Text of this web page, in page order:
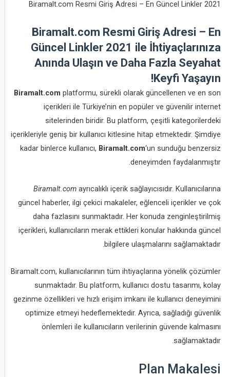
Biramalt.com Resmi Giriş Adresi – En Güncel Linkler 2021
Biramalt.com Resmi Giriş Adresi – En
Güncel Linkler 2021 ile İhtiyaçlarınıza
Anında Ulaşın ve Daha Fazla Seyahat
Keyfi Yaşayın!
Biramalt.com platformu, sürekli olarak güncellenen ve en son
içerikleri ile Türkiye’nin en popüler ve güvenilir internet
sitelerinden biridir. Bu platform, çeşitli kategorilerdeki
içerikleriyle geniş bir kullanıcı kitlesine hitap etmektedir. Şimdiye
kadar binlerce kullanıcı, Biramalt.com‘un sunduğu benzersiz
deneyimden faydalanmıştır.
Biramalt.com ayrıcalıklı içerik sağlayıcısıdır. Kullanıcılarına
güncel haberler, ilgi çekici makaleler, eğlenceli içerikler ve çok
daha fazlasını sunmaktadır. Her konuda zenginleştirilmiş
içerikleri, kullanıcıların merak ettikleri konular hakkında güncel
bilgilere ulaşmalarını sağlamaktadır.
Biramalt.com, kullanıcılarının tüm ihtiyaçlarına yönelik çözümler
sunmaktadır. Bu platform, kullanıcı dostu tasarımı, kolay
gezinme özellikleri ve hızlı erişim imkanı ile kullanıcı deneyimini
optimize etmeyi hedeflemektedir. Ayrıca, sağladığı güvenlik
önlemleri ile kullanıcıların verilerinin güvende kalmasını
sağlamaktadır.
Plan Makalesi